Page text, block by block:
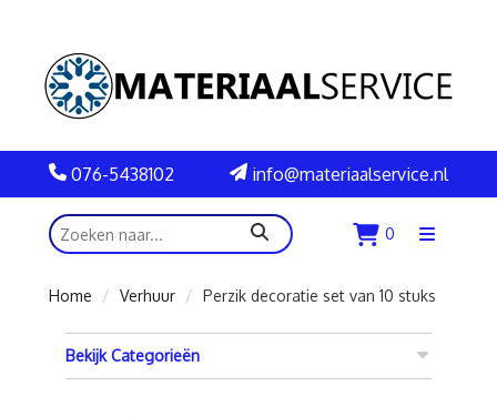
076-5438102 info@materiaalservice.nl
zoeken 0
Menu
Home
Verhuur Perzik decoratie set van 10 stuks
Bekijk Categorieën